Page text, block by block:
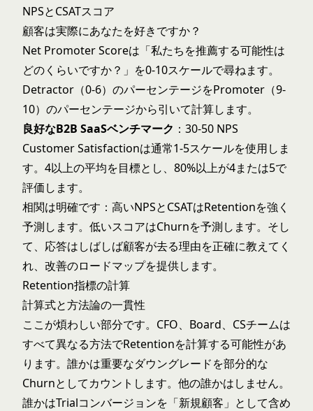
NPSとCSATスコア
顧客は実際にあなたを好きですか？
Net Promoter Scoreは「私たちを推薦する可能性は
どのくらいですか？」を0-10スケールで尋ねます。
Detractor（0-6）のパーセンテージをPromoter（9-
10）のパーセンテージから引いて計算します。
良好なB2B SaaSベンチマーク ：30-50 NPS
Customer Satisfactionは通常1-5スケールを使用しま
す。4以上の平均を目標とし、80%以上が4または5で
評価します。
相関は明確です：高いNPSとCSATはRetentionを強く
予測します。低いスコアはChurnを予測します。そし
て、応答はしばしば顧客が去る理由を正確に教えてく
れ、改善のロードマップを提供します。
Retention指標の計算
計算式と方法論の一貫性
ここが煩わしい部分です。CFO、Board、CSチームは
すべて異なる方法でRetentionを計算する可能性があ
ります。誰かは重要なダウングレードを部分的な
Churnとしてカウントします。他の誰かはしません。
誰かはTrialコンバージョンを「新規顧客」として含め